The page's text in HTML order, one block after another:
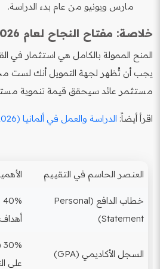
مارس ويونيو من عام بدء الدراسة.
خلاصة: مفتاح النجاح لعام 2026
المنح الممولة بالكامل هي استثمار في
يجب أن تُظهر لجهة التمويل أنك لست
مستثمر عائد سيحقق قيمة تنموية
اقرأ أيضاً: الدراسة والعمل في ألمانيا (2026)
العنصر الحاسم في التقييم
خطاب الدافع (Personal
Statement)
السجل الأكاديمي (GPA)
على